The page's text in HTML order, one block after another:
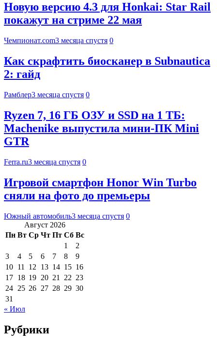
Новую версию 4.3 для Honkai: Star Rail
покажут на стриме 22 мая
Чемпионат.com3 месяца спустя 0
Как скрафтить биосканер в Subnautica
2: гайд
Рамблер3 месяца спустя 0
Ryzen 7, 16 ГБ ОЗУ и SSD на 1 ТБ:
Machenike выпустила мини-ПК Mini
GTR
Ferra.ru3 месяца спустя 0
Игровой смартфон Honor Win Turbo
сняли на фото до премьеры
Южный автомобиль3 месяца спустя 0
Август 2026
Пн Вт Ср Чт Пт Сб Вс
1
2
3
4 5 6 7 8
9
10 11 12 13 14 15 16
17 18 19 20 21 22 23
24 25 26 27 28 29 30
31
« Июл
Рубрики